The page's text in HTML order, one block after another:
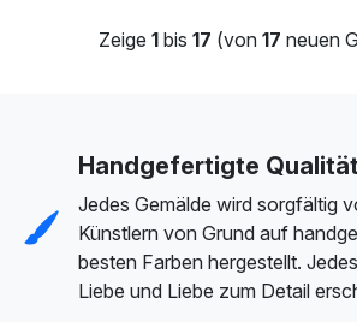
Zeige 1 bis 17 (von 17 neuen
Handgefertigte
Jedes Gemälde wird sorgfältig
Künstlern von Grund auf
besten Farben hergestellt.
Liebe und Liebe zum Detail